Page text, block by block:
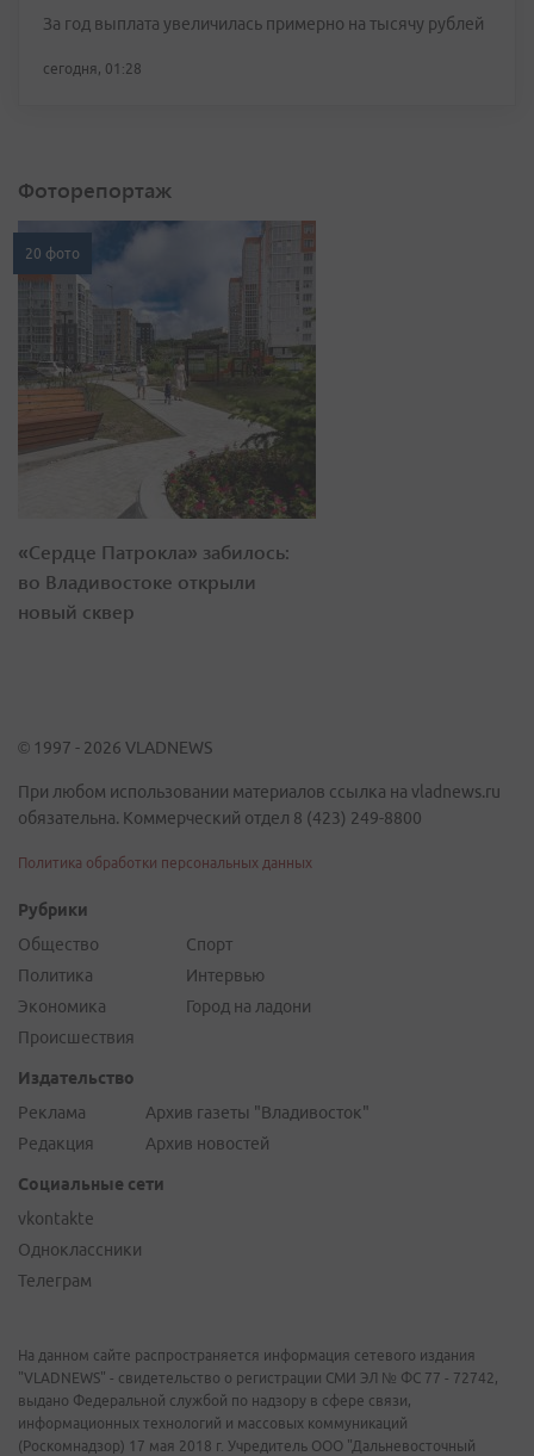
За год выплата увеличилась примерно на тысячу рублей
сегодня, 01:28
Фоторепортаж
20 фото
«Сердце Патрокла» забилось:
во Владивостоке открыли
новый сквер
© 1997 - 2026 VLADNEWS
При любом использовании материалов ссылка на vladnews.ru
обязательна. Коммерческий отдел 8 (423) 249-8800
Политика обработки персональных данных
Рубрики
Общество
Политика
Экономика
Происшествия
Спорт
Интервью
Город на ладони
Издательство
Реклама
Редакция
Архив газеты "Владивосток"
Архив новостей
Социальные сети
vkontakte
Одноклассники
Телеграм
На данном сайте распространяется информация сетевого издания
"VLADNEWS" - свидетельство о регистрации СМИ ЭЛ № ФС 77 - 72742,
выдано Федеральной службой по надзору в сфере связи,
информационных технологий и массовых коммуникаций
(Роскомнадзор) 17 мая 2018 г. Учредитель ООО "Дальневосточный